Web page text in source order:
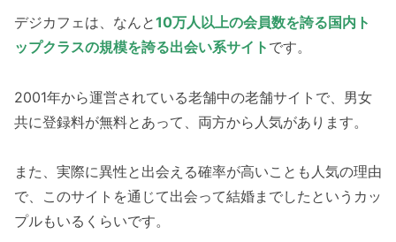
デジカフェは、なんと10万人以上の会員数を誇る国内ト
ップクラスの規模を誇る出会い系サイト です。
2001年から運営されている老舗中の老舗サイトで、男女
共に登録料が無料とあって、両方から人気があります。
また、実際に異性と出会える確率が高いことも人気の理由
で、このサイトを通じて出会って結婚までしたというカッ
プルもいるくらいです。